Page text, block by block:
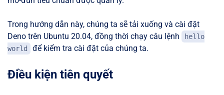
Trong hướng dẫn này, chúng ta sẽ tải xuống và cài đặt
Deno trên Ubuntu 20.04, đồng thời chạy câu lệnh
hello
world
để kiểm tra cài đặt của chúng ta.
Điều kiện tiên quyết